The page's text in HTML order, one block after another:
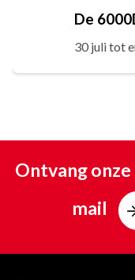
De
30 juli tot
Ontvang
mail